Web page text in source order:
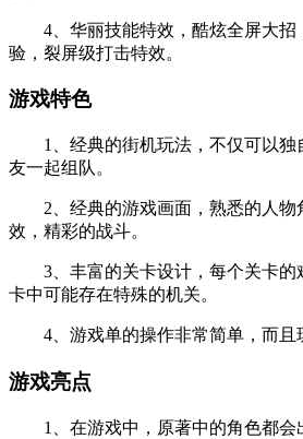
4、华丽技能特效，酷炫全屏大招
验，裂屏级打击特效。
游戏特色
1、经典的街机玩法，不仅可以独
友一起组队。
2、经典的游戏画面，熟悉的人物
效，精彩的战斗。
3、丰富的关卡设计，每个关卡的
卡中可能存在特殊的机关。
4、游戏单的操作非常简单，而且
游戏亮点
1、在游戏中，原著中的角色都会